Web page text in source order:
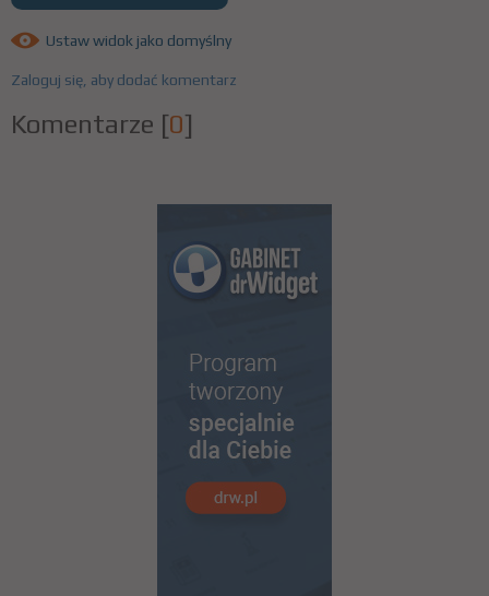
Ustaw widok jako domyślny
Zaloguj się, aby dodać komentarz
Komentarze [0]